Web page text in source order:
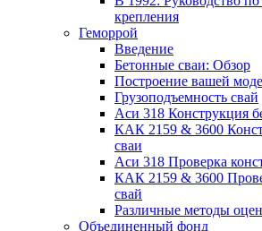
крепления
Геморрой
Введение
Бетонные сваи: Обзор
Построение вашей
Грузоподъемность свай
Аси 318 Конструкция
КАК 2159 & 3600
сваи
Аси 318 Проверка
КАК 2159 & 3600
свай
Различные методы
Объединенный фонд